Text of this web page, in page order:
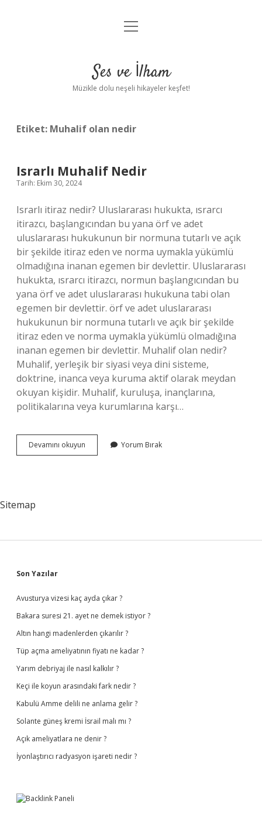
Anasayfa
Yasal Uyarı
menüyü
Ses ve İlham
Müzikle dolu neşeli hikayeler keşfet!
Etiket: Muhalif olan nedir
Israrlı Muhalif Nedir
Tarih: Ekim 30, 2024
Israrlı itiraz nedir? Uluslararası hukukta, ısrarcı
itirazcı, başlangıcından bu yana örf ve adet
uluslararası hukukunun bir normuna tutarlı ve açık
bir şekilde itiraz eden ve norma uymakla yükümlü
olmadığına inanan egemen bir devlettir. Uluslararası
hukukta, ısrarcı itirazcı, normun başlangıcından bu
yana örf ve adet uluslararası hukukuna tabi olan
egemen bir devlettir. örf ve adet uluslararası
hukukunun bir normuna tutarlı ve açık bir şekilde
itiraz eden ve norma uymakla yükümlü olmadığına
inanan egemen bir devlettir. Muhalif olan nedir?
Muhalif, yerleşik bir siyasi veya dini sisteme,
doktrine, inanca veya kuruma aktif olarak meydan
okuyan kişidir. Muhalif, kuruluşa, inançlarına,
politikalarına veya kurumlarına karşı…
Devamını okuyun
Muhalif
Yorum Bırak
Sitemap
Sidebar
Son Yazılar
Avusturya vizesi kaç ayda çıkar ?
Bakara suresi 21. ayet ne demek istiyor ?
Altın hangi madenlerden çıkarılır ?
Tüp açma ameliyatının fiyatı ne kadar ?
Yarım debriyaj ile nasıl kalkılır ?
Keçi ile koyun arasındaki fark nedir ?
Kabulü Amme delili ne anlama gelir ?
Solante güneş kremi İsrail malı mı ?
Açık ameliyatlara ne denir ?
İyonlaştırıcı radyasyon işareti nedir ?